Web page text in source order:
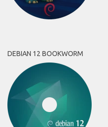
DEBIAN 12 BOOKWORM